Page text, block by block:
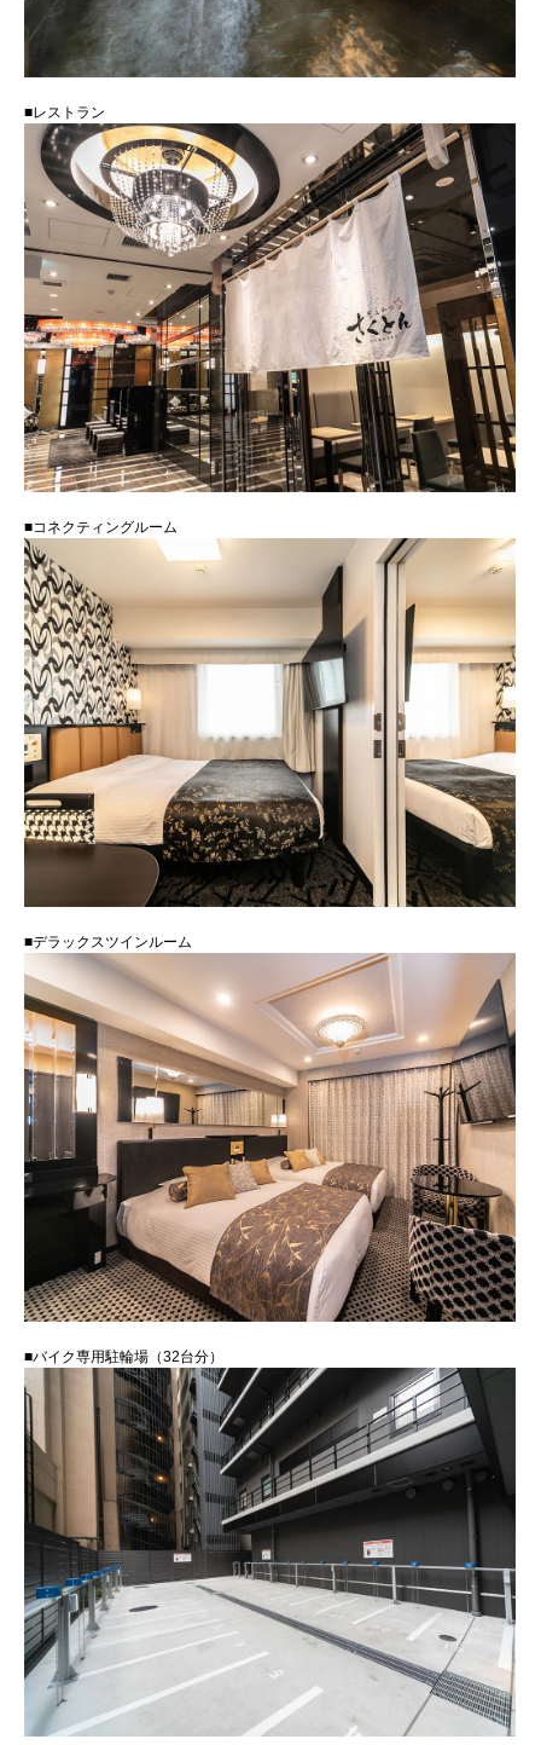
■レストラン
■コネクティングルーム
■デラックスツインルーム
■バイク専用駐輪場（32台分）